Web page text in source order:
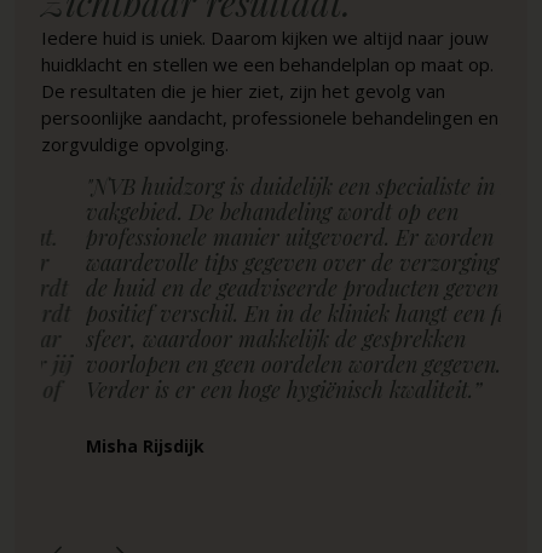
Iedere huid is uniek. Daarom kijken we altijd naar jouw
huidklacht en stellen we een behandelplan op maat op.
De resultaten die je hier ziet, zijn het gevolg van
persoonlijke aandacht, professionele behandelingen en
zorgvuldige opvolging.
"NVB huidzorg is duidelijk een specialiste in haar
vakgebied. De behandeling wordt op een
professionele manier uitgevoerd. Er worden
waardevolle tips gegeven over de verzorging van
de huid en de geadviseerde producten geven een
positief verschil. En in de kliniek hangt een fijne
sfeer, waardoor makkelijk de gesprekken
voorlopen en geen oordelen worden gegeven.
Verder is er een hoge hygiënisch kwaliteit.”
Misha Rijsdijk